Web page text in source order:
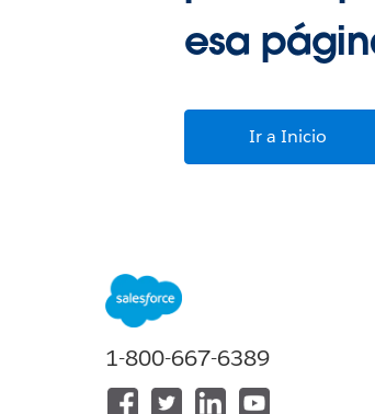
esa
Ir a Inicio
1-800-667-6389